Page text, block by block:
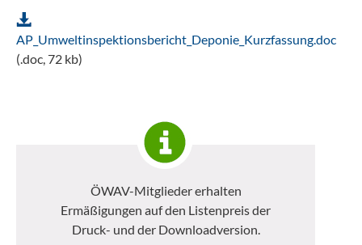
AP_Umweltinspektionsbericht_Deponie_Kurzfassung.doc
(.doc, 72 kb)
ÖWAV-Mitglieder erhalten
Ermäßigungen auf den Listenpreis der
Druck- und der Downloadversion.